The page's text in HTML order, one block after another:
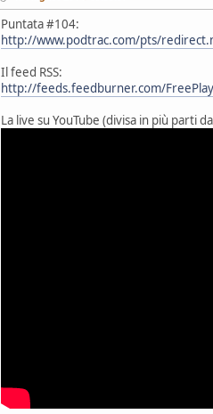
Puntata #104:
http://www.podtrac.com/pts/
Il feed RSS:
http://feeds.feedburner.com/
La live su YouTube (divisa in più parti